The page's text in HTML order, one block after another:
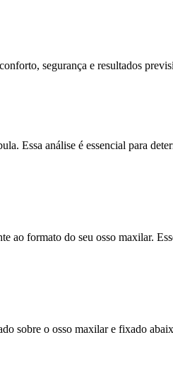
segurança e resultados
Essa análise é essencial para
ao formato do seu osso maxilar.
sobre o osso maxilar e fixado